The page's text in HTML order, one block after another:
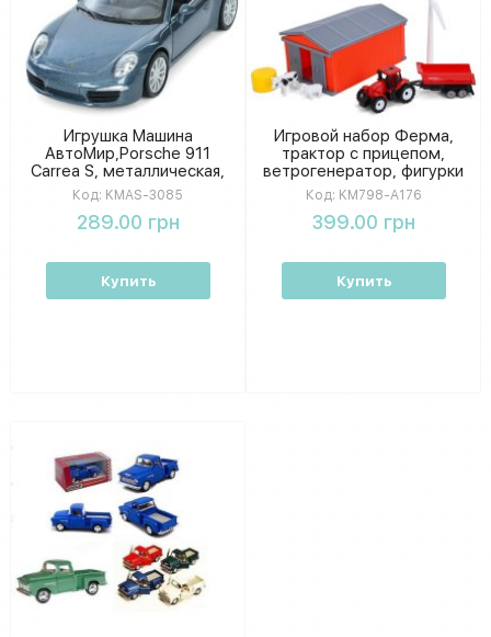
Игрушка Машина
АвтоМир,Porsche 911
Carrea S, металлическая,
инерционная,12,5см,
открывается дверь,
резиновые колеса KMAS-
Код: KMAS-3085
289.00 грн
Купить
Игровой набор Ферма,
трактор с прицепом,
ветрогенератор, фигурки
животных, 2 вида
Код: KM798-A176
399.00 грн
Купить